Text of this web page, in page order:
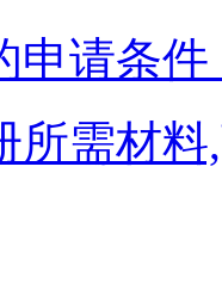
申请条
所需材